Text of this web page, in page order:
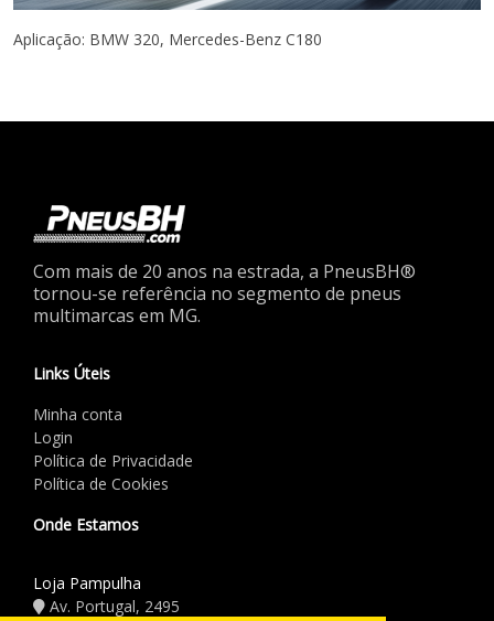
Aplicação: BMW 320, Mercedes-Benz C180
Com mais de 20 anos na estrada, a PneusBH®
tornou-se referência no segmento de pneus
multimarcas em MG.
Links Úteis
Minha conta
Login
Política de Privacidade
Política de Cookies
Onde Estamos
Loja Pampulha
Av. Portugal, 2495